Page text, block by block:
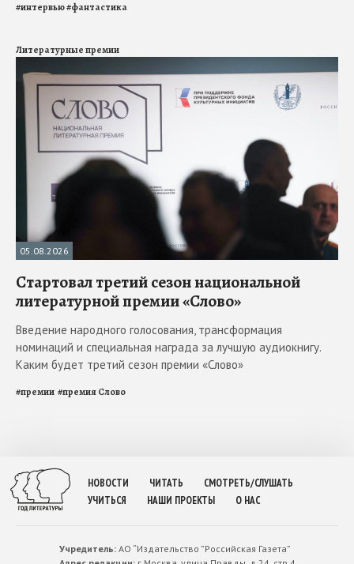
#интервью#фантастика
Литературные премии
05.08.2026
Стартовал третий сезон национальной
литературной премии «Слово»
Введение народного голосования, трансформация
номинаций и специальная награда за лучшую аудиокнигу.
Каким будет третий сезон премии «Слово»
#премии #премия Слово
НОВОСТИ ЧИТАТЬ
СМОТРЕТЬ/СЛУШАТЬ
УЧИТЬСЯ
НАШИ ПРОЕКТЫ О НАС
Учредитель:АО “Издательство ”Российская Газета”